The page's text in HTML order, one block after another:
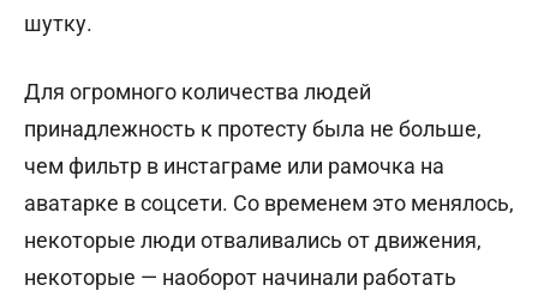
шутку.
Для огромного количества людей
принадлежность к протесту была не больше,
чем фильтр в инстаграме или рамочка на
аватарке в соцсети. Со временем это менялось,
некоторые люди отваливались от движения,
некоторые — наоборот начинали работать